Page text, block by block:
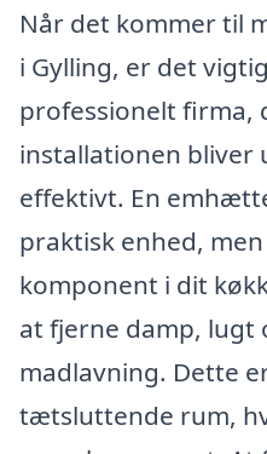
Når det kommer til
i Gylling, er det
professionelt firma,
installationen bliver
effektivt. En
praktisk enhed,
komponent i dit
at fjerne damp, lugt
madlavning. Dette
tætsluttende rum,